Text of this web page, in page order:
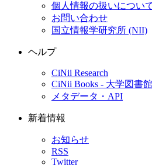
個人情報の扱いについ
お問い合わせ
国立情報学研究所 (NII)
ヘルプ
CiNii Research
CiNii Books - 大学図書
メタデータ・API
新着情報
お知らせ
RSS
Twitter